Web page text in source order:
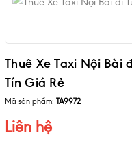
Thuê Xe Taxi Nội Bài
Tín Giá Rẻ
Mã sản phẩm: TA9972
Liên hệ